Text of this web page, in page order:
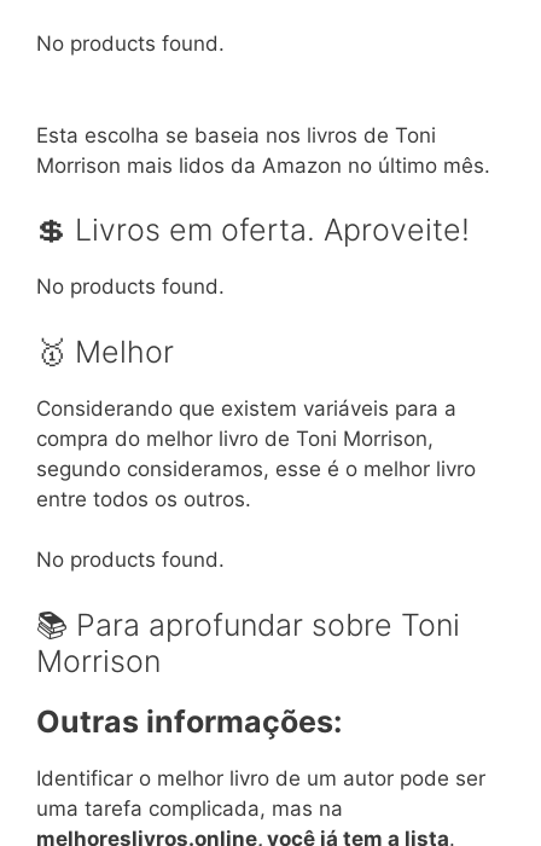
No products found.
Esta escolha se baseia nos livros de Toni
Morrison mais lidos da Amazon no último mês.
💲 Livros em oferta. Aproveite!
No products found.
🥇 Melhor
Considerando que existem variáveis para a
compra do melhor livro de Toni Morrison,
segundo consideramos, esse é o melhor livro
entre todos os outros.
No products found.
📚 Para aprofundar sobre Toni
Morrison
Outras informações:
Identificar o melhor livro de um autor pode ser
uma tarefa complicada, mas na
melhoreslivros.online, você já tem a lista.